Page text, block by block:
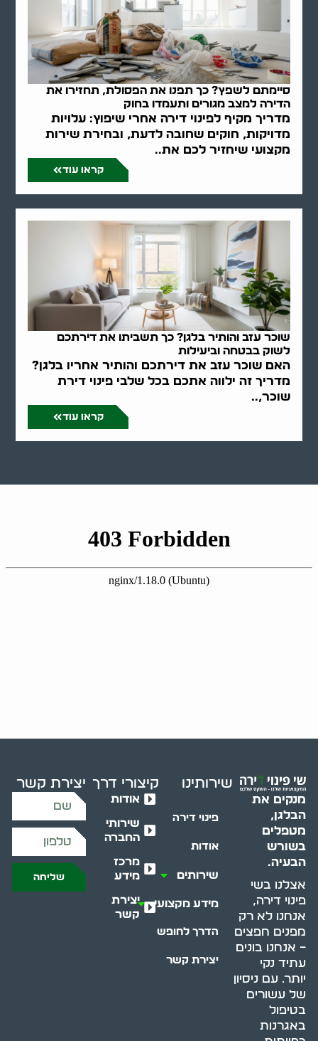
סיימתם לשפץ? כך תפנו את הפסולת, תחזירו את
הדירה למצב מגורים ותעמדו בחוק
מדריך מקיף לפינוי דירה אחרי שיפוץ: עלויות
מדויקות, חוקים שחובה לדעת, ובחירת שירות
מקצועי שיחזיר לכם את..
קראו עוד
שוכר עזב והותיר בלגן? כך תשביתו את דירתכם
לשוק בבטחה וביעילות
האם שוכר עזב את דירתכם והותיר אחריו בלגן?
מדריך זה ילווה אתכם בכל שלבי פינוי דירת
שוכר,..
קראו עוד
מנקים את
הבלגן,
מטפלים
בשורש
הבעיה.
אצלנו בשי
פינוי דירה,
אנחנו לא רק
מפנים חפצים
– אנחנו בונים
עתיד נקי
יותר. עם ניסיון
של עשורים
בטיפול
באגרנות
שירותינו
פינוי דירה
אודות
שירותים
מידע מקצועי
הדרך לחופש
יצירת קשר
קיצורי דרך
אודות
שירותי
החברה
מרכז
מידע
יצירת
קשר
יצירת קשר
שליחה